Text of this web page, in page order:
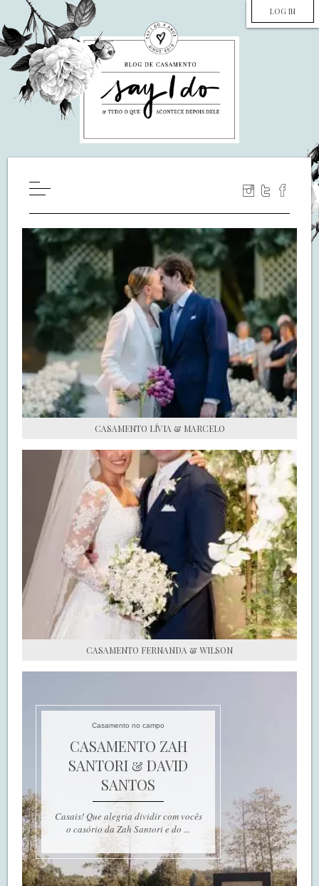
LOG IN
WILL YOU MARRY ME?
LUA DE MEL
COZINHA
DECORAÇÃO
DE NOIVA PRA NOIVA
S.O.S CASADAS
FALE COM O SAY I DO
CASAMENTO LÍVIA & MARCELO
CASAMENTO FERNANDA & WILSON
Casamento no campo
CASAMENTO ZAH
SANTORI & DAVID
SANTOS
Casais! Que alegria dividir com vocês
o casório da Zah Santori e do ...